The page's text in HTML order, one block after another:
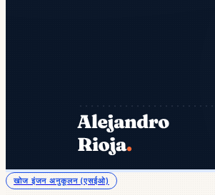
खोज इंजन अनुकूलन (एसईओ)